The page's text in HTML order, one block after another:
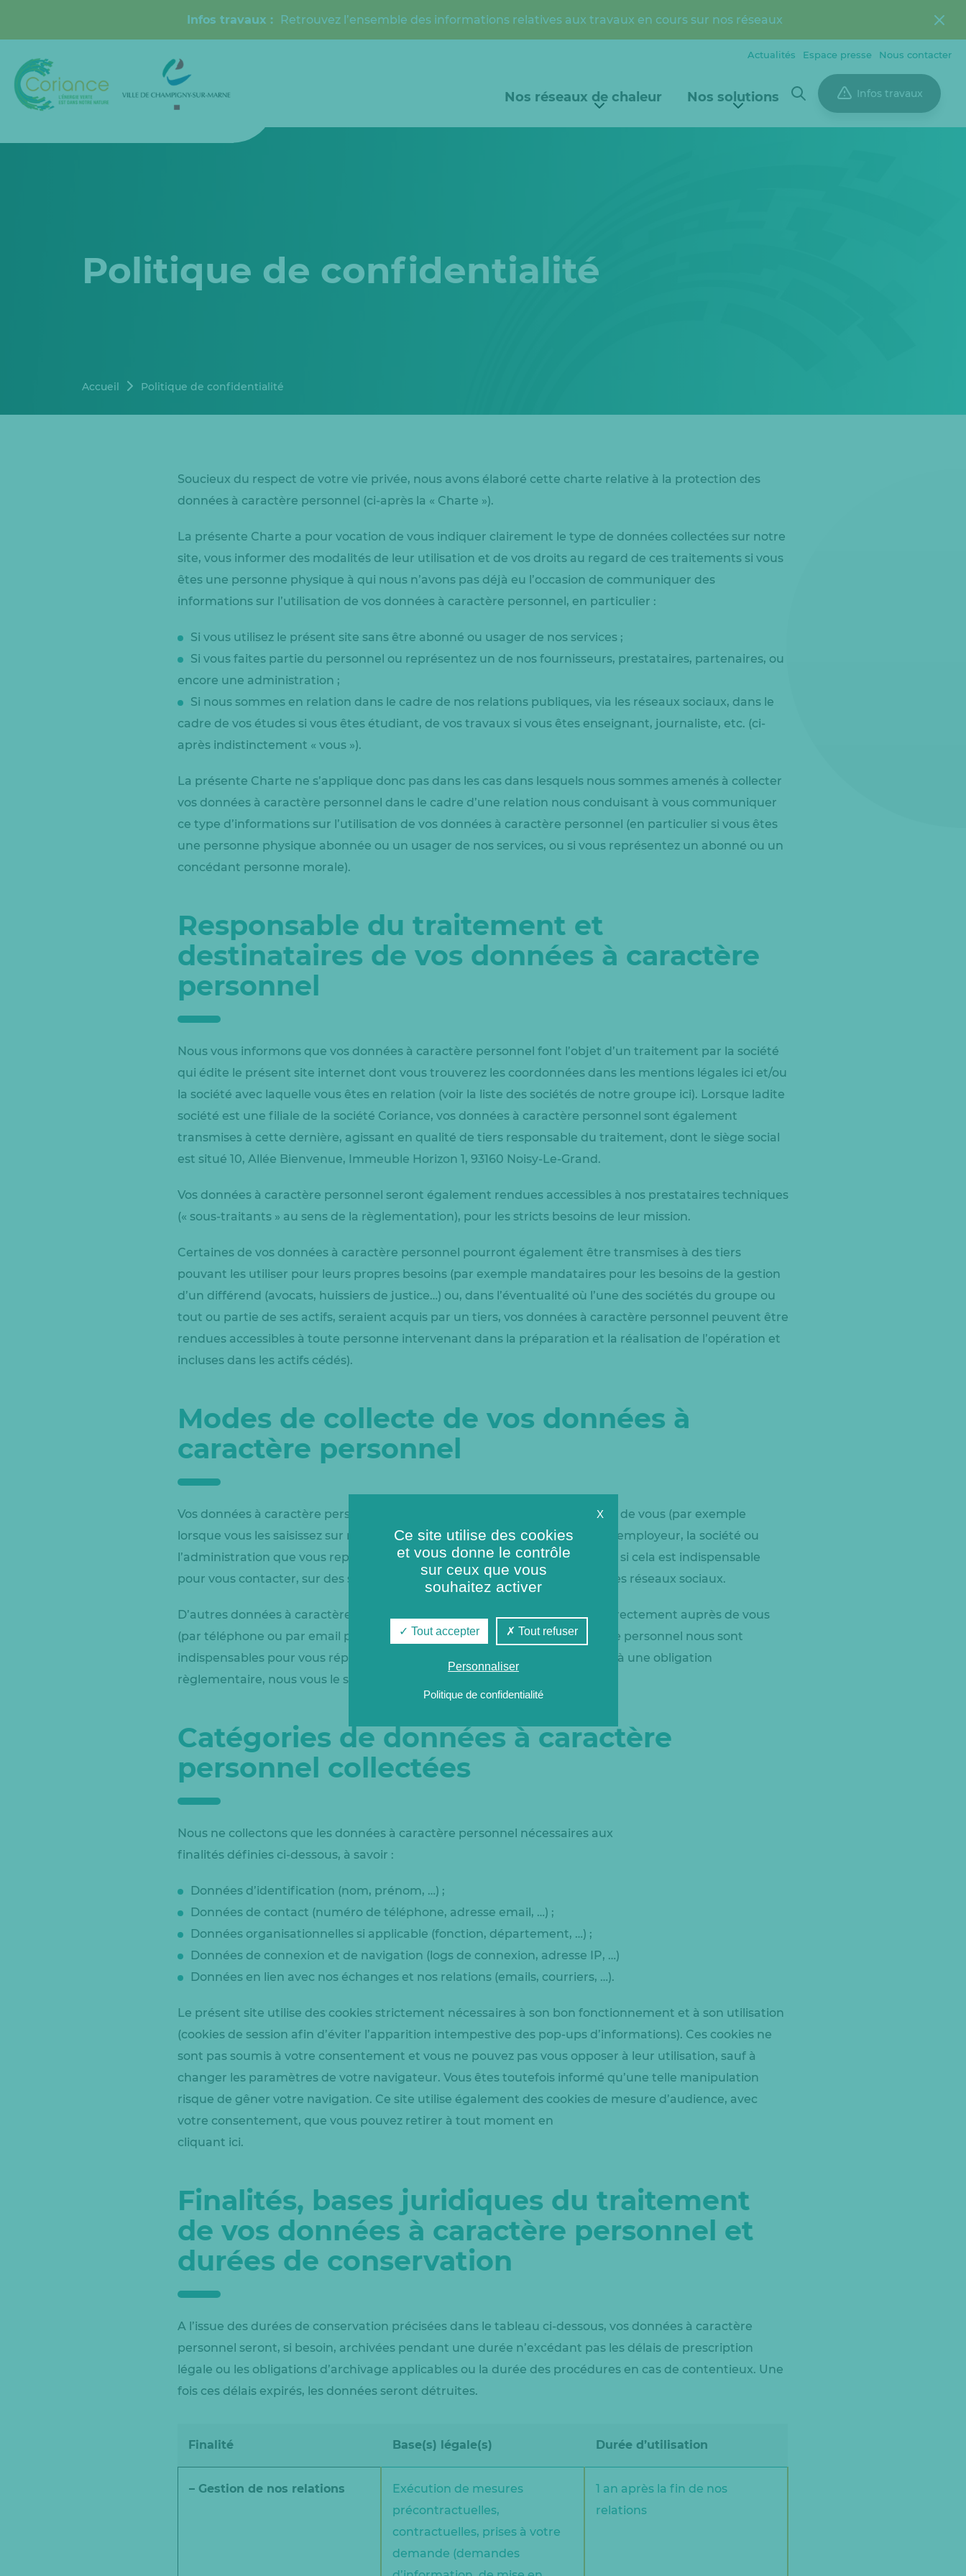
Infos travaux : Retrouvez l’ensemble des informations relatives aux travaux en cours sur nos réseaux
Actualités Espace presse Nous contacter
Nos réseaux de chaleur Nos solutions Infos travaux
Politique de confidentialité
Accueil Politique de confidentialité
Soucieux du respect de votre vie privée, nous avons élaboré cette charte relative à la protection des
données à caractère personnel (ci-après la « Charte »).
La présente Charte a pour vocation de vous indiquer clairement le type de données collectées sur notre
site, vous informer des modalités de leur utilisation et de vos droits au regard de ces traitements si vous
êtes une personne physique à qui nous n’avons pas déjà eu l’occasion de communiquer des
informations sur l’utilisation de vos données à caractère personnel, en particulier :
Si vous utilisez le présent site sans être abonné ou usager de nos services ;
Si vous faites partie du personnel ou représentez un de nos fournisseurs, prestataires, partenaires, ou
encore une administration ;
Si nous sommes en relation dans le cadre de nos relations publiques, via les réseaux sociaux, dans le
cadre de vos études si vous êtes étudiant, de vos travaux si vous êtes enseignant, journaliste, etc. (ci-
après indistinctement « vous »).
La présente Charte ne s’applique donc pas dans les cas dans lesquels nous sommes amenés à collecter
vos données à caractère personnel dans le cadre d’une relation nous conduisant à vous communiquer
ce type d’informations sur l’utilisation de vos données à caractère personnel (en particulier si vous êtes
une personne physique abonnée ou un usager de nos services, ou si vous représentez un abonné ou un
concédant personne morale).
Responsable du traitement et
destinataires de vos données à caractère
personnel
Nous vous informons que vos données à caractère personnel font l’objet d’un traitement par la société
qui édite le présent site internet dont vous trouverez les coordonnées dans les mentions légales ici et/ou
la société avec laquelle vous êtes en relation (voir la liste des sociétés de notre groupe ici). Lorsque ladite
société est une filiale de la société Coriance, vos données à caractère personnel sont également
transmises à cette dernière, agissant en qualité de tiers responsable du traitement, dont le siège social
est situé 10, Allée Bienvenue, Immeuble Horizon 1, 93160 Noisy-Le-Grand.
Vos données à caractère personnel seront également rendues accessibles à nos prestataires techniques
(« sous-traitants » au sens de la règlementation), pour les stricts besoins de leur mission.
Certaines de vos données à caractère personnel pourront également être transmises à des tiers
pouvant les utiliser pour leurs propres besoins (par exemple mandataires pour les besoins de la gestion
d’un différend (avocats, huissiers de justice…) ou, dans l’éventualité où l’une des sociétés du groupe ou
tout ou partie de ses actifs, seraient acquis par un tiers, vos données à caractère personnel peuvent être
rendues accessibles à toute personne intervenant dans la préparation et la réalisation de l’opération et
incluses dans les actifs cédés).
Modes de collecte de vos données à
caractère personnel
Vos données à caractère personnel sont collectées soit directement auprès de vous (par exemple
lorsque vous les saisissez sur notre site) soit indirectement parce que votre employeur, la société ou
l’administration que vous représentez nous les a communiquées, ainsi que, si cela est indispensable
pour vous contacter, sur des sources accessibles publiquement telles que les réseaux sociaux.
D’autres données à caractère personnel peuvent ensuite être collectées directement auprès de vous
(par téléphone ou par email par exemple). Lorsque ces données à caractère personnel nous sont
indispensables pour vous répondre, exécuter un contrat ou pour répondre à une obligation
règlementaire, nous vous le signalons lors de la collecte
Catégories de données à caractère
personnel collectées
Nous ne collectons que les données à caractère personnel nécessaires aux
finalités définies ci-dessous, à savoir :
Données d’identification (nom, prénom, …) ;
Données de contact (numéro de téléphone, adresse email, …) ;
Données organisationnelles si applicable (fonction, département, …) ;
Données de connexion et de navigation (logs de connexion, adresse IP, …)
Données en lien avec nos échanges et nos relations (emails, courriers, …).
Le présent site utilise des cookies strictement nécessaires à son bon fonctionnement et à son utilisation
(cookies de session afin d’éviter l’apparition intempestive des pop-ups d’informations). Ces cookies ne
sont pas soumis à votre consentement et vous ne pouvez pas vous opposer à leur utilisation, sauf à
changer les paramètres de votre navigateur. Vous êtes toutefois informé qu’une telle manipulation
risque de gêner votre navigation. Ce site utilise également des cookies de mesure d’audience, avec
votre consentement, que vous pouvez retirer à tout moment en
cliquant ici.
Finalités, bases juridiques du traitement
de vos données à caractère personnel et
durées de conservation
A l’issue des durées de conservation précisées dans le tableau ci-dessous, vos données à caractère
personnel seront, si besoin, archivées pendant une durée n’excédant pas les délais de prescription
légale ou les obligations d’archivage applicables ou la durée des procédures en cas de contentieux. Une
fois ces délais expirés, les données seront détruites.
Finalité Base(s) légale(s) Durée d’utilisation
– Gestion de nos relations
Exécution de mesures
précontractuelles,
contractuelles, prises à votre
demande (demandes
1 an après la fin de nos
relations
X
Ce site utilise des cookies
et vous donne le contrôle
sur ceux que vous
souhaitez activer
Tout accepter Tout refuser
Personnaliser
Politique de confidentialité